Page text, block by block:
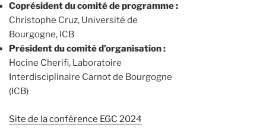
Coprésident du comité de programme :
Christophe Cruz, Université de
Bourgogne, ICB
Président du comité d’organisation :
Hocine Cherifi, Laboratoire
Interdisciplinaire Carnot de Bourgogne
(ICB)
Site de la conférence EGC 2024